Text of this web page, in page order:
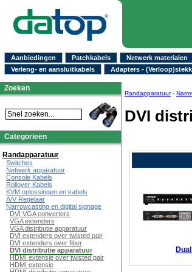
Aanbiedingen Patchkabels Netwerk materialen
Verleng- en aansluitkabels
Adapters -
Randapparatuur-
DVI
Zoeken
Categorieën
Randapparatuur
Switches
Netwerk apparatuur
Console Kabels
Rollover Kabels
KVM oplossingen en kabels
A/V Regelaar
Narrowcasting en digital signage
DVI VGA converters
VGA extenders
VGA distributie apparatuur
DVI extenders over twisted pair
DVI extenders over fiber
DVI distributie apparatuur
HDMI extensie over twisted pair
HDMI extensie